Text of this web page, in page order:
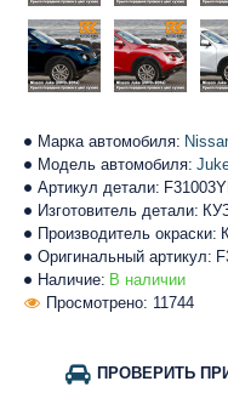
Наличие: В наличии
Марка автомобиля:
Модель автомобиля:
Артикул детали:
Изготовитель детали:
Производитель окраски:
Оригинальный артикул:
Просмотрено: 11744
ПРОВЕРИТЬ